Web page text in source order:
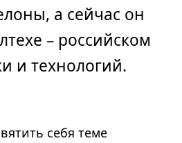
а сейчас он
– российском
и технологий.
себя теме